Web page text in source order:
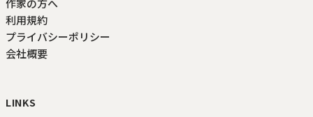
作家の方へ
利用規約
プライバシーポリシー
会社概要
LINKS